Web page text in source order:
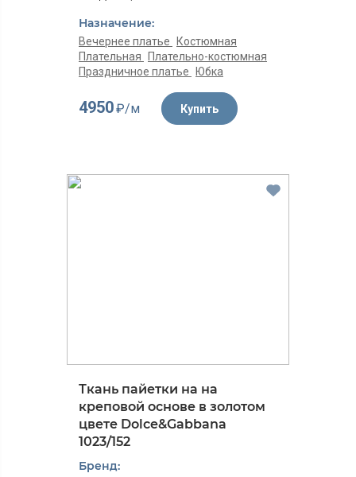
Назначение:
Вечернее платье
Костюмная
Плательная
Плательно-костюмная
Праздничное платье
Юбка
4950₽/м Купить
Ткань пайетки на на
креповой основе в золотом
цвете Dolce&Gabbana
1023/152
Бренд: